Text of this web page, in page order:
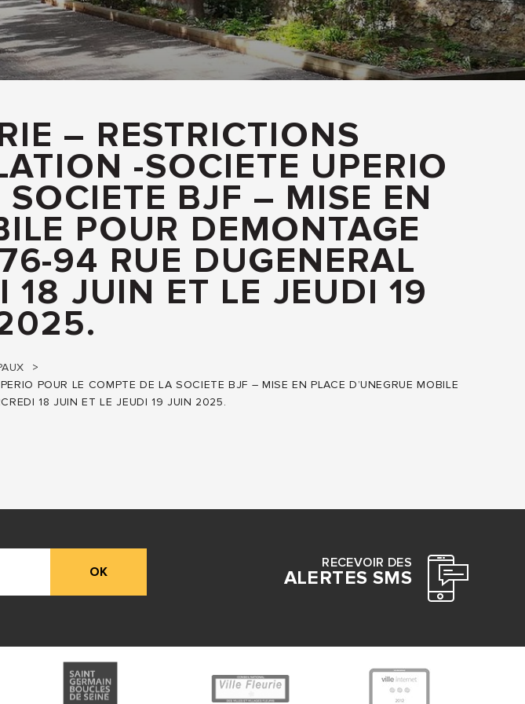
– RESTRICTIONS
-SOCIETE UPERIO
BJF – MISE EN
POUR DEMONTAGE
94 RUE DUGENERAL
18 JUIN ET LE JEUDI 19
POUR LE COMPTE DE LA SOCIETE BJF – MISE EN PLACE D’UNEGRUE MOBILE
18 JUIN ET LE JEUDI 19 JUIN 2025.
OK
RECEVOIR DES
ALERTES SMS